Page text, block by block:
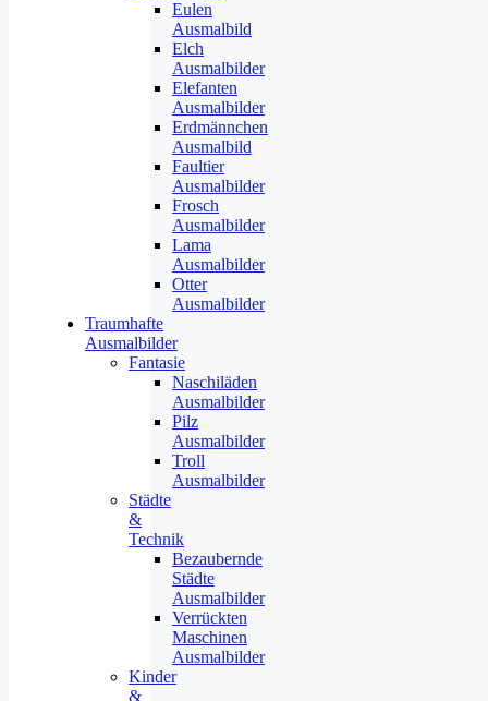
Eulen
Ausmalbild
Elch
Ausmalbilder
Elefanten
Ausmalbilder
Erdmännchen
Ausmalbild
Faultier
Ausmalbilder
Frosch
Ausmalbilder
Lama
Ausmalbilder
Otter
Ausmalbilder
Traumhafte
Ausmalbilder
Fantasie
Naschiläden
Ausmalbilder
Pilz
Ausmalbilder
Troll
Ausmalbilder
Städte
&
Technik
Bezaubernde
Städte
Ausmalbilder
Verrückten
Maschinen
Ausmalbilder
Kinder
&